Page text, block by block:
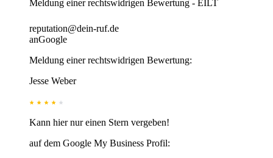
Meldung einer rechtswidrigen Bewertung - EILT
reputation@dein-ruf.de
anGoogle
Meldung einer rechtswidrigen Bewertung:
Jesse Weber
Kann hier nur einen Stern vergeben!
auf dem Google My Business Profil: